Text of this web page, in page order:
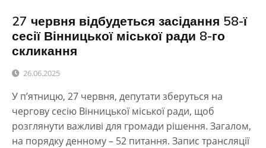
27 червня відбудеться засідання 58-ї
сесії Вінницької міської ради 8-го
скликання
26.06.2025
У п’ятницю, 27 червня, депутати зберуться на
чергову сесію Вінницької міської ради, щоб
розглянути важливі для громади рішення. Загалом,
на порядку денному – 52 питання. Запис трансляції